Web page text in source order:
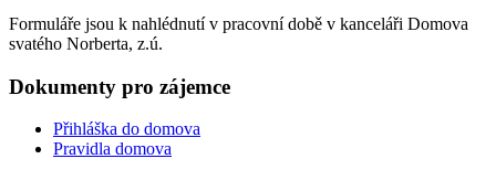
Formuláře jsou k nahlédnutí v pracovní době v kanceláři Domova
svatého Norberta, z.ú.
Dokumenty pro zájemce
Přihláška do domova
Pravidla domova